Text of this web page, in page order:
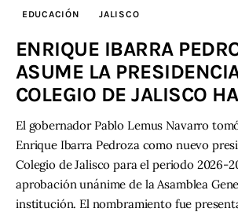
Jalisco RADIO / En Vivo
Contacto
EDUCACIÓN JALISCO
ENRIQUE IBARRA
ASUME LA
COLEGIO DE JALISCO
El gobernador Pablo Lemus Navarro
Enrique Ibarra Pedroza como nuevo
Colegio de Jalisco para el periodo 2026-
aprobación unánime de la Asamblea
institución. El nombramiento fue